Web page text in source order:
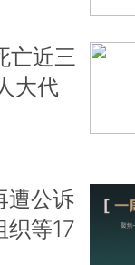
亡近三
大代
遭公诉
织等17